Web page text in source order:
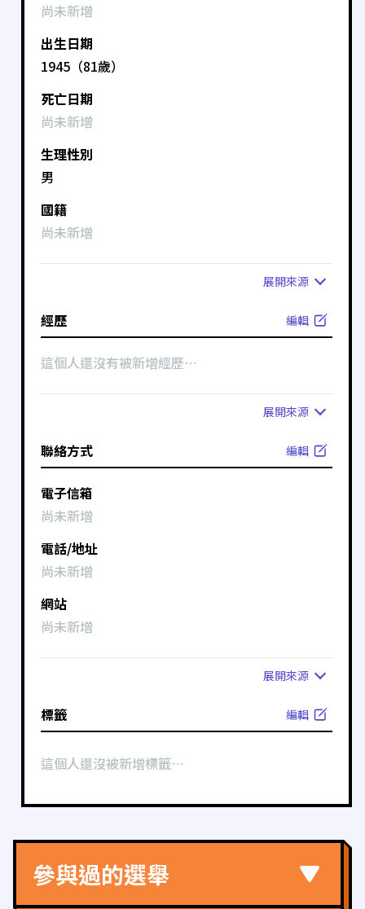
尚未新增
出生日期
1945（81歲）
死亡日期
尚未新增
生理性別
男
國籍
尚未新增
展開來源
經歷 編輯
這個人還沒有被新增經歷⋯
展開來源
聯絡方式 編輯
電子信箱
尚未新增
電話/地址
尚未新增
網站
尚未新增
展開來源
標籤 編輯
這個人還沒被新增標籤⋯
參與過的選舉